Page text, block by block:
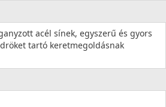
acél sínek, egyszerű és gyors
tartó keretmegoldásnak